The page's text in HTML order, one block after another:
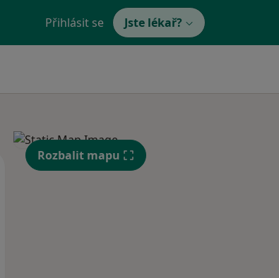
Přihlásit se Jste lékař?
Čt Pá
Rozbalit mapu